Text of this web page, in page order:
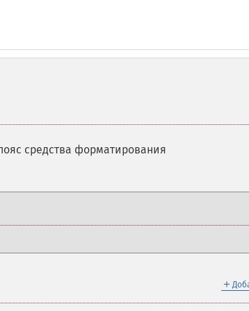
средства форматирования
＋